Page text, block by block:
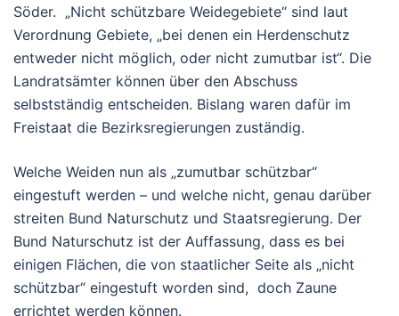
Söder. „Nicht schützbare Weidegebiete“ sind laut
Verordnung Gebiete, „bei denen ein Herdenschutz
entweder nicht möglich, oder nicht zumutbar ist“. Die
Landratsämter können über den Abschuss
selbstständig entscheiden. Bislang waren dafür im
Freistaat die Bezirksregierungen zuständig.
Welche Weiden nun als „zumutbar schützbar“
eingestuft werden – und welche nicht, genau darüber
streiten Bund Naturschutz und Staatsregierung. Der
Bund Naturschutz ist der Auffassung, dass es bei
einigen Flächen, die von staatlicher Seite als „nicht
schützbar“ eingestuft worden sind, doch Zaune
errichtet werden können.